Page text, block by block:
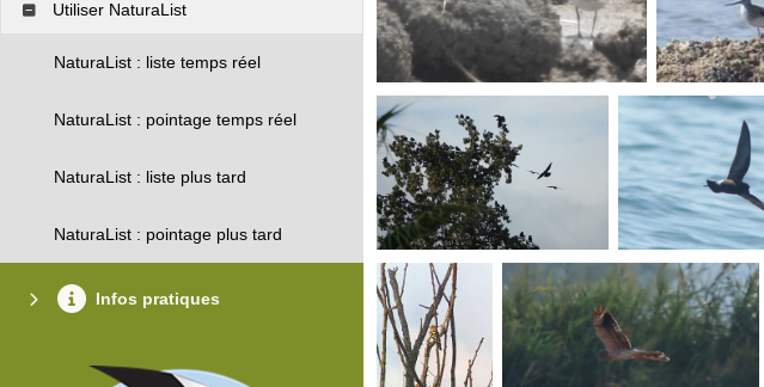
Utiliser NaturaList
NaturaList : liste temps réel
NaturaList : pointage temps réel
NaturaList : liste plus tard
NaturaList : pointage plus tard
Infos pratiques